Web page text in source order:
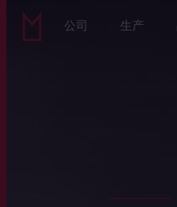
公司 生产